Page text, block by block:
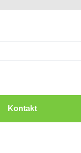
Kontakt